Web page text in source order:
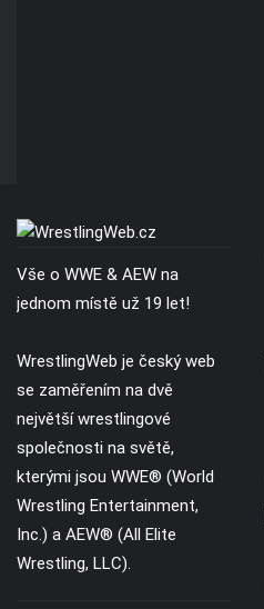
Vše o WWE & AEW na
jednom místě už 19 let!
WrestlingWeb je český web
se zaměřením na dvě
největší wrestlingové
společnosti na světě,
kterými jsou WWE® (World
Wrestling Entertainment,
Inc.) a AEW® (All Elite
Wrestling, LLC).